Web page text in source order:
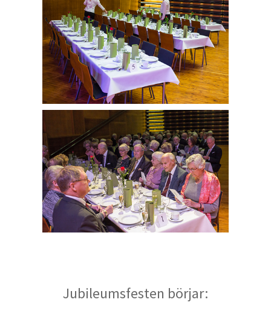
Jubileumsfesten börjar: